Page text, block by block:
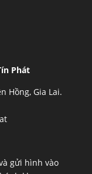
Phát
Hồng, Gia Lai.
gửi hình vào